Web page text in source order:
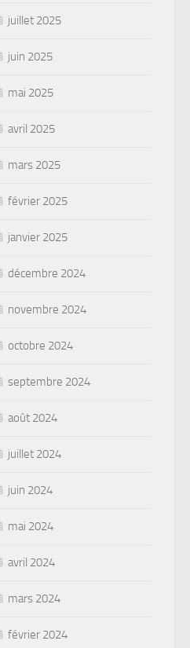
juillet 2025
juin 2025
mai 2025
avril 2025
mars 2025
février 2025
janvier 2025
décembre 2024
novembre 2024
octobre 2024
septembre 2024
août 2024
juillet 2024
juin 2024
mai 2024
avril 2024
mars 2024
février 2024